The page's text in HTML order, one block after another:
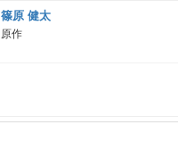
篠原 健太
原作